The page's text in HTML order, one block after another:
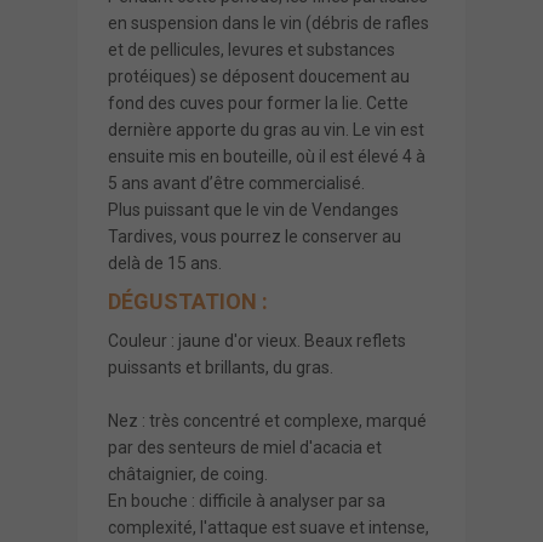
en suspension dans le vin (débris de rafles
et de pellicules, levures et substances
protéiques) se déposent doucement au
fond des cuves pour former la lie. Cette
dernière apporte du gras au vin. Le vin est
ensuite mis en bouteille, où il est élevé 4 à
5 ans avant d’être commercialisé.
Plus puissant que le vin de Vendanges
Tardives, vous pourrez le conserver au
delà de 15 ans.
DÉGUSTATION :
Couleur : jaune d'or vieux. Beaux reflets
puissants et brillants, du gras.
Nez : très concentré et complexe, marqué
par des senteurs de miel d'acacia et
châtaignier, de coing.
En bouche : difficile à analyser par sa
complexité, l'attaque est suave et intense,